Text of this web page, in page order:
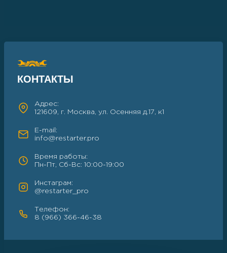
КОНТАКТЫ
Адрес:
121609, г. Москва, ул. Осенняя д.17, к1
E-mail:
info@restarter.pro
Время работы:
Пн-Пт, Сб-Вс: 10:00-19:00
Инстаграм:
@restarter_pro
Телефон:
8 (966) 366-46-38